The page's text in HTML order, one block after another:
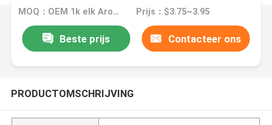
MOQ：OEM 1k elk Aroma Prijs：$3.75~3.95
Beste prijs Contacteer ons
PRODUCTOMSCHRIJVING